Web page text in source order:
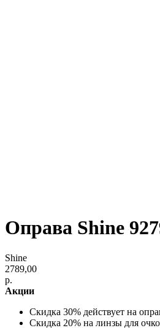
Оправа Shine
Shine
2789,00
р.
Акции
Скидка 30% действует на
Скидка 20% на линзы для